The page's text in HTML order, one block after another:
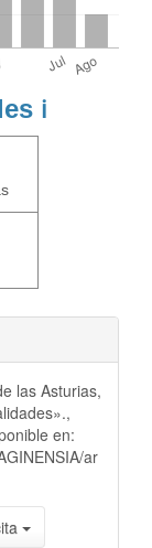
ℹ️
las Asturias,
en:
ar